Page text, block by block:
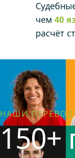
чем 40
расчёт
НАШИ
150+